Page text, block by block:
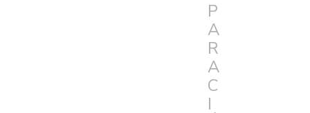
P
A
R
A
C
I